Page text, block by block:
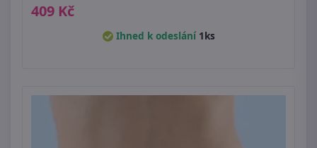
409 Kč
Ihned k odeslání 1ks